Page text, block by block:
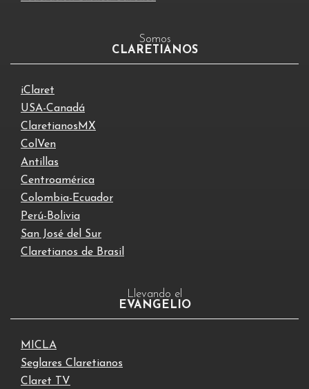
Somos
CLARETIANOS
iClaret
USA-Canadá
ClaretianosMX
ColVen
Antillas
Centroamérica
Colombia-Ecuador
Perú-Bolivia
San José del Sur
Claretianos de Brasil
Llevando el
EVANGELIO
MICLA
Seglares Claretianos
Claret TV